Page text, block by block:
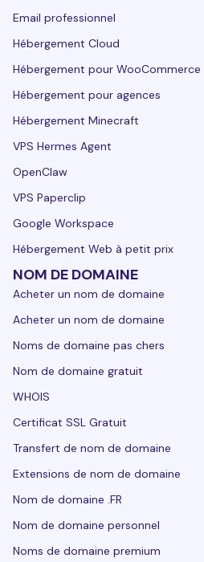
Email professionnel
Hébergement Cloud
Hébergement pour WooCommerce
Hébergement pour agences
Hébergement Minecraft
VPS Hermes Agent
OpenClaw
VPS Paperclip
Google Workspace
Hébergement Web à petit prix
NOM DE DOMAINE
Acheter un nom de domaine
Acheter un nom de domaine
Noms de domaine pas chers
Nom de domaine gratuit
WHOIS
Certificat SSL Gratuit
Transfert de nom de domaine
Extensions de nom de domaine
Nom de domaine .FR
Nom de domaine personnel
Noms de domaine premium